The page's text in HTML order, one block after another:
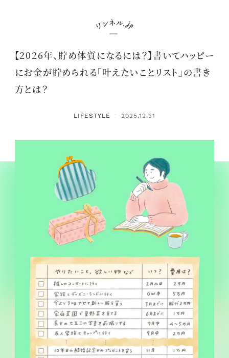
【2026年、貯め体質になるには？】書いてハッピー
にお金が貯められる「叶えたいことリスト」の書き
方とは？
LIFESTYLE ： 2025.12.31